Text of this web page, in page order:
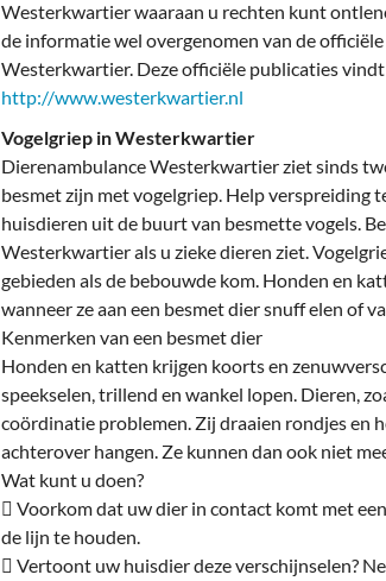
Politieke
Westerkwartier waaraan u rechten kunt
de informatie wel overgenomen van de
Westerkwartier. Deze officiële publicaties
http://www.westerkwartier.nl
Vogelgriep in Westerkwartier
Dierenambulance Westerkwartier ziet sinds
besmet zijn met vogelgriep. Help verspreiding
huisdieren uit de buurt van besmette vogels.
Westerkwartier als u zieke dieren ziet.
gebieden als de bebouwde kom. Honden en
wanneer ze aan een besmet dier snuff elen of
Kenmerken van een besmet dier
Honden en katten krijgen koorts en
speekselen, trillend en wankel lopen. Dieren,
coördinatie problemen. Zij draaien rondjes en
achterover hangen. Ze kunnen dan ook niet
Wat kunt u doen?
 Voorkom dat uw dier in contact komt met
de lijn te houden.
 Vertoont uw huisdier deze verschijnselen?